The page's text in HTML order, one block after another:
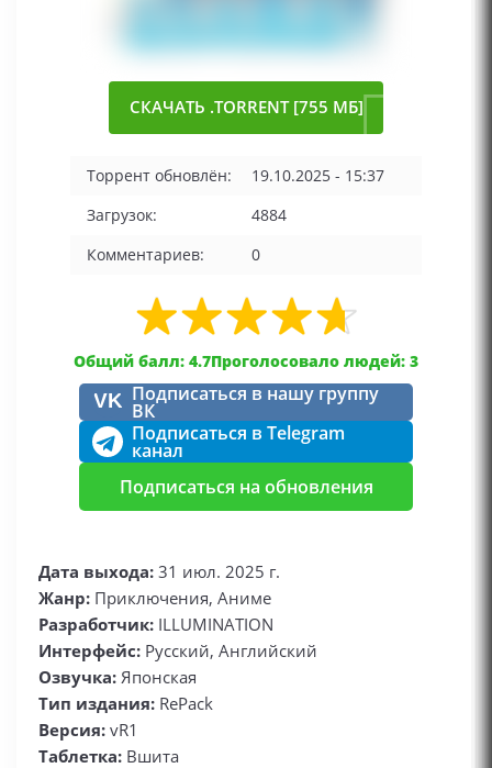
СКАЧАТЬ .TORRENT [755 МБ]
Торрент обновлён:
19.10.2025 - 15:37
Загрузок:
4884
Комментариев:
0
Общий балл: 4.7Проголосовало людей: 3
VK Подписаться в нашу группу
ВК
Подписаться в Telegram
канал
Подписаться на обновления
Дата выхода: 31 июл. 2025 г.
Жанр: Приключения, Аниме
Разработчик: ILLUMINATION
Интерфейс: Русский, Английский
Озвучка: Японская
Тип издания: RePack
Версия: vR1
Таблетка: Вшита